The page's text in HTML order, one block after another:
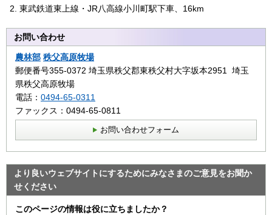
東武鉄道東上線・JR八高線小川町駅下車、16km
お問い合わせ
農林部 秩父高原牧場
郵便番号355-0372 埼玉県秩父郡東秩父村大字坂本2951 埼玉
県秩父高原牧場
電話： 0494-65-0311
ファックス：0494-65-0811
お問い合わせフォーム
より良いウェブサイトにするためにみなさまのご意見をお聞か
せください
このページの情報は役に立ちましたか？